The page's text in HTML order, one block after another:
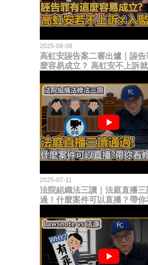
2025-08-08
高虹安誣告案二審出爐｜誣告
麼容易成立？ 高虹安不上訴
2025-07-11
法院組織法三讀｜法庭直播三
過！什麼案件可以直播？帶你